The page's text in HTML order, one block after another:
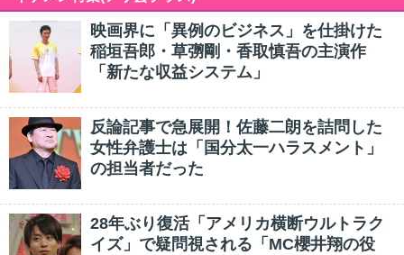
映画界に「異例のビジネス」を仕掛けた
稲垣吾郎・草彅剛・香取慎吾の主演作
「新たな収益システム」
反論記事で急展開！佐藤二朗を詰問した
女性弁護士は「国分太一ハラスメント」
の担当者だった
28年ぶり復活「アメリカ横断ウルトラク
イズ」で疑問視される「MC櫻井翔の役